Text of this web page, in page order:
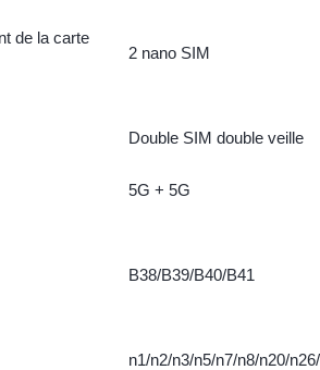
de la carte
2 nano SIM
Double SIM double veille
5G + 5G
B38/B39/B40/B41
n1/n2/n3/n5/n7/n8/n20/n26/